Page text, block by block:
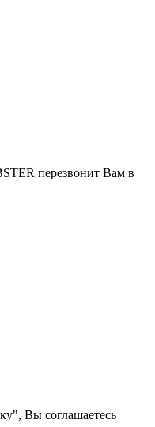
перезвонит Вам в
Вы соглашаетесь